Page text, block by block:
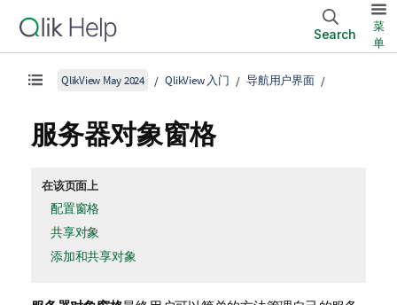
Search
菜
单
QlikView May 2024 QlikView 入门 导航用户界面
服务器对象窗格
在该页面上
配置窗格
共享对象
添加和共享对象